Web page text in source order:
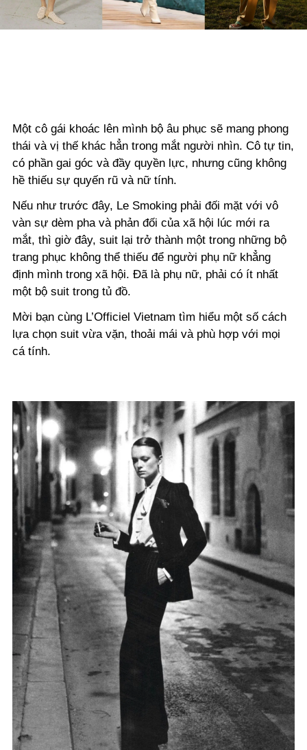
Một cô gái khoác lên mình bộ âu phục sẽ mang phong
thái và vị thế khác hẳn trong mắt người nhìn. Cô tự tin,
có phần gai góc và đầy quyền lực, nhưng cũng không
hề thiếu sự quyến rũ và nữ tính.
Nếu như trước đây, Le Smoking phải đối mặt với vô
vàn sự dèm pha và phản đối của xã hội lúc mới ra
mắt, thì giờ đây, suit lại trở thành một trong những bộ
trang phục không thể thiếu để người phụ nữ khẳng
định mình trong xã hội. Đã là phụ nữ, phải có ít nhất
một bộ suit trong tủ đồ.
Mời bạn cùng L’Officiel Vietnam tìm hiểu một số cách
lựa chọn suit vừa vặn, thoải mái và phù hợp với mọi
cá tính.